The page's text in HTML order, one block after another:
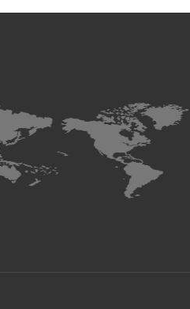
之后点击上面的【商品橱窗】功能入
，大功告成。